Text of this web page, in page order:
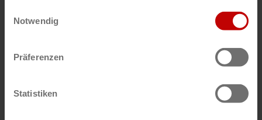
Notwendig
Präferenzen
Statistiken